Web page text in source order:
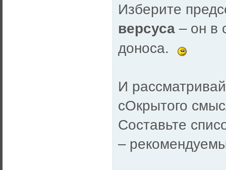
Изберите
версуса – он в
доноса.
И
сОкрытого
Составьте
–